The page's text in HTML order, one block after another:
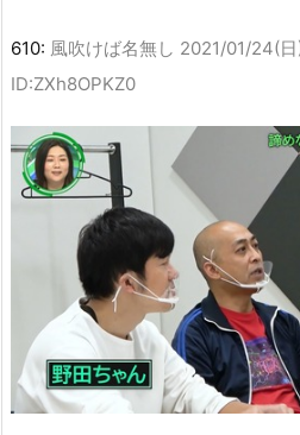
610: 風吹けば名無し 2021/01/24(
ID:ZXh8OPKZ0